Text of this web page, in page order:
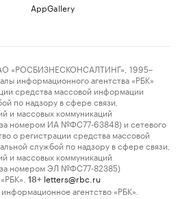
AppGallery
«РОСБИЗНЕСКОНСАЛТИНГ», 1995–
информационного агентства «РБК»
средства массовой информации
по надзору в сфере связи,
и массовых коммуникаций
номером ИА №ФС77-63848) и сетевого
о регистрации средства массовой
службой по надзору в сфере связи,
и массовых коммуникаций
номером ЭЛ №ФС77-82385)
18+ letters@rbc.ru
агентство «РБК».